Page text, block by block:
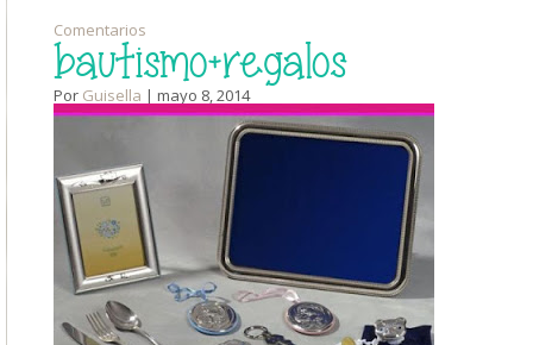
Comentarios
bautismo+regalos
Por Guisella | mayo 8, 2014